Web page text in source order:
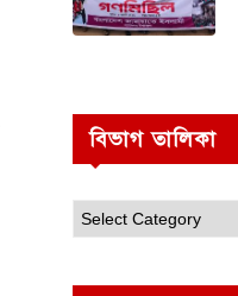
বিভাগ তালিকা